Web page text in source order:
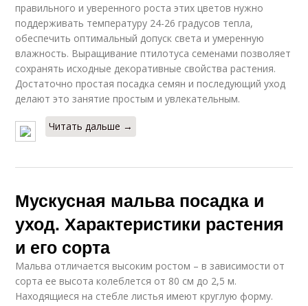
правильного и уверенного роста этих цветов нужно
поддерживать температуру 24-26 градусов тепла,
обеспечить оптимальный допуск света и умеренную
влажность. Выращивание птилотуса семенами позволяет
сохранять исходные декоративные свойства растения.
Достаточно простая посадка семян и последующий уход
делают это занятие простым и увлекательным.
Читать дальше →
Мускусная мальва посадка и
уход. Характеристики растения
и его сорта
Мальва отличается высоким ростом – в зависимости от
сорта ее высота колеблется от 80 см до 2,5 м.
Находящиеся на стебле листья имеют круглую форму.